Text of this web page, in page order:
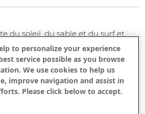
du soleil, du sable et du surf et
de superbes destinations
pas plus loin que Khao Lak, en
peu connue et peu visitée
sable vierges et d'un charme fou.
travail de vérifier chacune
présenter notre liste définitive des
to personalize your experience
service possible as you browse
We use cookies to help us
improve navigation and assist in
Please click below to accept.